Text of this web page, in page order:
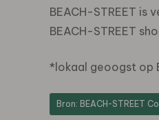
BEACH-STREET is
BEACH-STREET
*lokaal geoogst op
Bron: BEACH-STREET